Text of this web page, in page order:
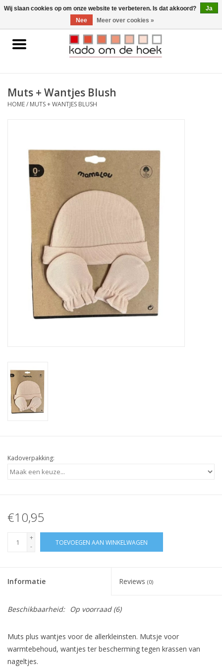
0 Artikelen - €0,00
Home
Gadgets
Interieur
Pylones
Muts + Wantjes Blush
HOME/ MUTS + WANTJES BLUSH
Kadoverpakking:
€10,95
+
-
TOEVOEGEN AAN WINKELWAGEN
Informatie Reviews (0)
Beschikbaarheid: Op voorraad(6)
Muts plus wantjes voor de allerkleinsten. Mutsje voor
warmtebehoud, wantjes ter bescherming tegen krassen van
nageltjes.
Wij slaan cookies op om onze website te verbeteren. Is dat akkoord?
Ja
Nee
Meer over cookies »